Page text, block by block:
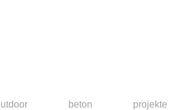
beton projekte